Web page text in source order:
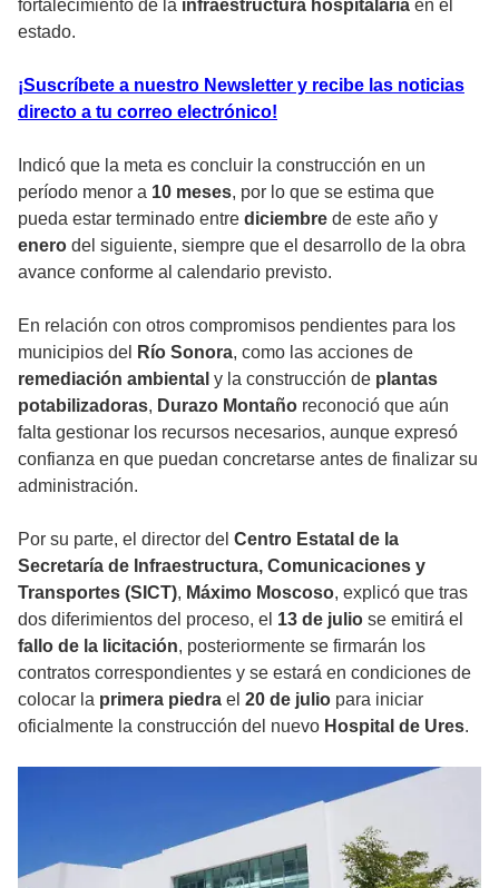
fortalecimiento de la infraestructura hospitalaria en el
estado.
¡Suscríbete a nuestro Newsletter y recibe las noticias
directo a tu correo electrónico!
Indicó que la meta es concluir la construcción en un
período menor a 10 meses, por lo que se estima que
pueda estar terminado entre diciembre de este año y
enero del siguiente, siempre que el desarrollo de la obra
avance conforme al calendario previsto.
En relación con otros compromisos pendientes para los
municipios del
Río Sonora, como las acciones de
remediación ambiental y la construcción de plantas
potabilizadoras, Durazo Montaño reconoció que aún
falta gestionar los recursos necesarios, aunque expresó
confianza en que puedan concretarse antes de finalizar su
administración.
Por su parte, el director del Centro Estatal de la
Secretaría de Infraestructura, Comunicaciones y
Transportes (SICT), Máximo Moscoso, explicó que tras
dos diferimientos del proceso, el 13 de julio se emitirá el
fallo de la licitación, posteriormente se firmarán los
contratos correspondientes y se estará en condiciones de
colocar la primera piedra el 20 de julio para iniciar
oficialmente la construcción del nuevo Hospital de Ures.